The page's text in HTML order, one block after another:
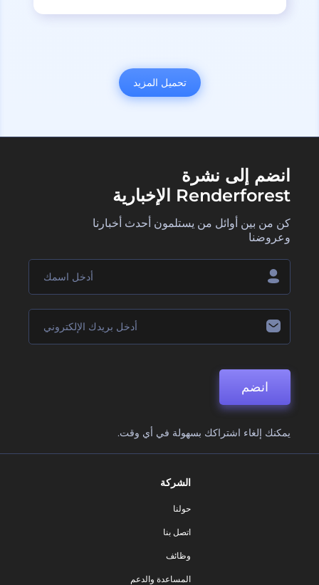
تحميل المزيد
انضم إلى نشرة
Renderforest الإخبارية
كن من بين أوائل من يستلمون أحدث أخبارنا
وعروضنا
انضم
يمكنك إلغاء اشتراكك بسهولة في أي وقت.
الشركة
حولنا
اتصل بنا
وظائف
المساعدة والدعم